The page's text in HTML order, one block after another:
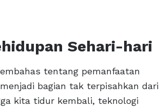
Sehari-hari
tentang pemanfaatan
bagian tak terpisahkan dari
kita tidur kembali, teknologi